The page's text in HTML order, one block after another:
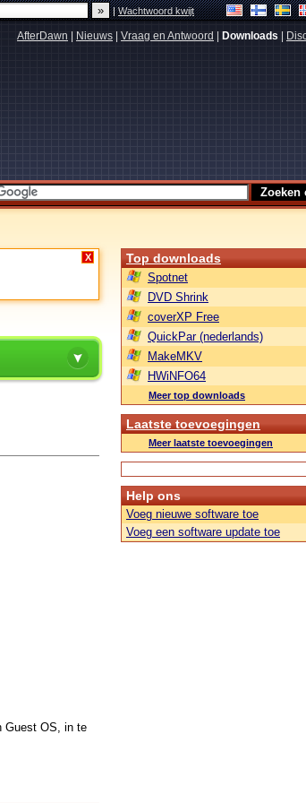
|Wachtwoord kwijt
AfterDawn Nieuws Vraag en Antwoord Downloads
X
Guest OS, in te
Top downloads
Spotnet
DVD Shrink
coverXP Free
QuickPar (nederlands)
MakeMKV
HWiNFO64
Meer top downloads
Laatste toevoegingen
Meer laatste toevoegingen
Help ons
Voeg nieuwe software toe
Voeg een software update toe